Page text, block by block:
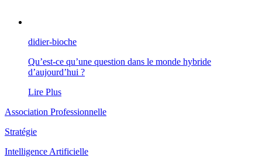
didier-bioche
Qu’est-ce qu’une question dans le monde hybride
d’aujourd’hui ?
Lire Plus
Association Professionnelle
Stratégie
Intelligence Artificielle